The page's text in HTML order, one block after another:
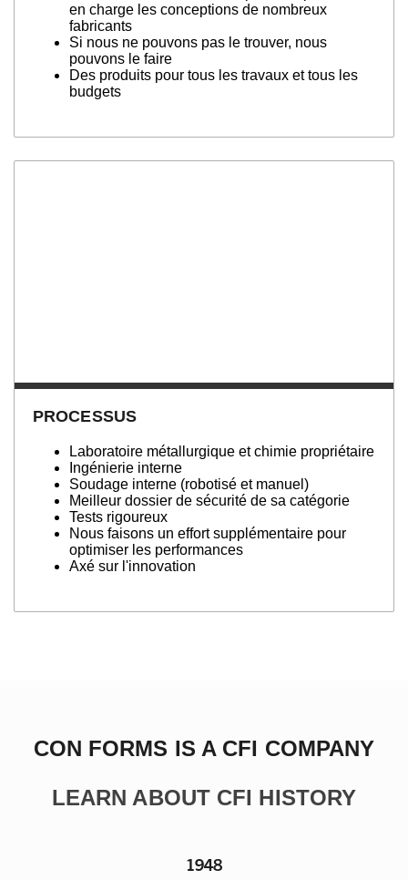
en charge les conceptions de nombreux
fabricants
Si nous ne pouvons pas le trouver, nous
pouvons le faire
Des produits pour tous les travaux et tous les
budgets
PROCESSUS
Laboratoire métallurgique et chimie propriétaire
Ingénierie interne
Soudage interne (robotisé et manuel)
Meilleur dossier de sécurité de sa catégorie
Tests rigoureux
Nous faisons un effort supplémentaire pour
optimiser les performances
Axé sur l'innovation
CON FORMS IS A CFI COMPANY
LEARN ABOUT CFI HISTORY
1948